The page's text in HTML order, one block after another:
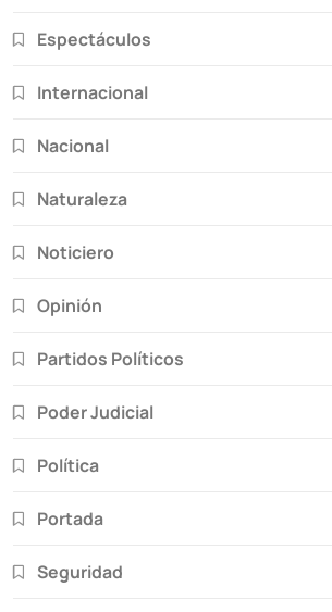
Espectáculos
Internacional
Nacional
Naturaleza
Noticiero
Opinión
Partidos Políticos
Poder Judicial
Política
Portada
Seguridad